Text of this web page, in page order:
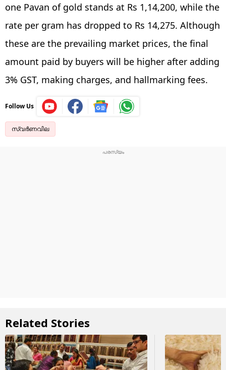
one Pavan of gold stands at Rs 1,14,200, while the
rate per gram has dropped to Rs 14,275. Although
these are the prevailing market prices, the final
amount paid by buyers will be higher after adding
3% GST, making charges, and hallmarking fees.
Follow Us
സ്വർണവില
Related Stories